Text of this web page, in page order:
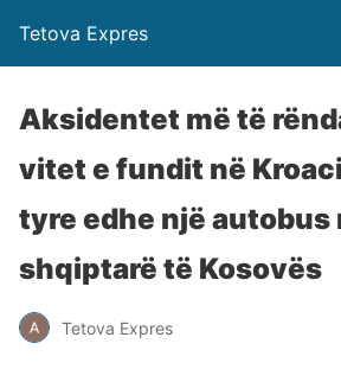
Tetova Expres
Aksidentet më të
vitet e fundit në
tyre edhe një autobus
shqiptarë të Kosovës
Tetova Expres